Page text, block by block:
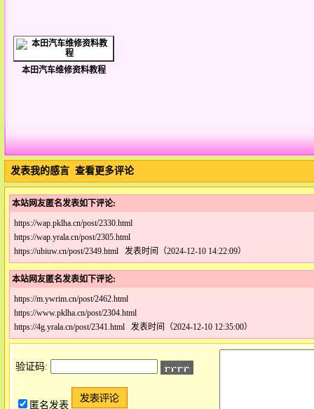
本田汽车维修资料教程
发表我的感言 查看更多评论
本站网友匿名发表如下评论:
https://wap.pklha.cn/post/2330.html
https://wap.yrala.cn/post/2305.html
https://ubiuw.cn/post/2349.html 发表时间（2024-12-10 14:22:09）
本站网友匿名发表如下评论:
https://m.ywrim.cn/post/2462.html
https://www.pklha.cn/post/2304.html
https://4g.yrala.cn/post/2341.html 发表时间（2024-12-10 12:35:00）
验证码:
匿名发表